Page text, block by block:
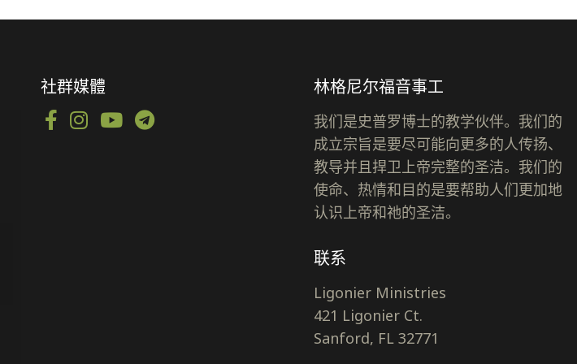
社群媒體 林格尼尔福音事工
我们是史普罗博士的教学伙伴。我们的
成立宗旨是要尽可能向更多的人传扬、
教导并且捍卫上帝完整的圣洁。我们的
使命、热情和目的是要帮助人们更加地
认识上帝和祂的圣洁。
联系
Ligonier Ministries
421 Ligonier Ct.
Sanford, FL 32771